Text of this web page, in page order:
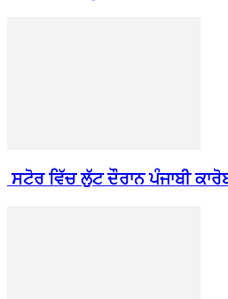
ਸਟੋਰ ਵਿੱਚ ਲੁੱਟ ਦੌਰਾਨ ਪੰਜਾਬੀ